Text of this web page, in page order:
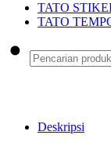
TATO
TATO
Deskripsi